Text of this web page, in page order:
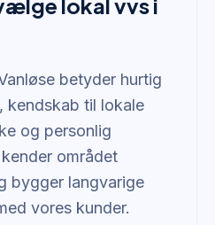
lokal vvs i
betyder hurtig
kendskab til lokale
og personlig
området
bygger langvarige
vores kunder.